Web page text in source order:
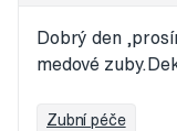
Dobrý den
medové
Zubní péče